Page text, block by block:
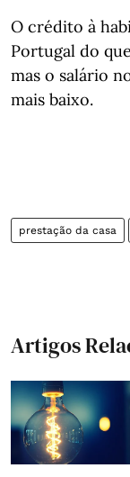
O crédito à
Portugal do
mas o salário
mais baixo.
prestação da casa
Artigos